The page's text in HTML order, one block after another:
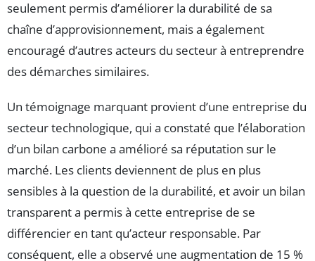
seulement permis d’améliorer la durabilité de sa
chaîne d’approvisionnement, mais a également
encouragé d’autres acteurs du secteur à entreprendre
des démarches similaires.
Un témoignage marquant provient d’une entreprise du
secteur technologique, qui a constaté que l’élaboration
d’un bilan carbone a amélioré sa réputation sur le
marché. Les clients deviennent de plus en plus
sensibles à la question de la durabilité, et avoir un bilan
transparent a permis à cette entreprise de se
différencier en tant qu’acteur responsable. Par
conséquent, elle a observé une augmentation de 15 %